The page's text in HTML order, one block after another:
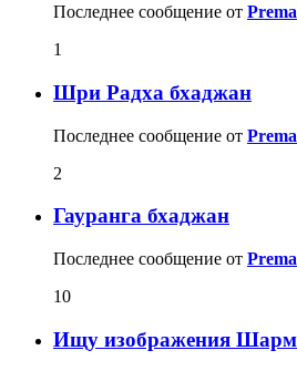
Последнее сообщение от Prema
1
Шри Радха бхаджан
Последнее сообщение от Prema
2
Гауранга бхаджан
Последнее сообщение от Prema
10
Ищу изображения